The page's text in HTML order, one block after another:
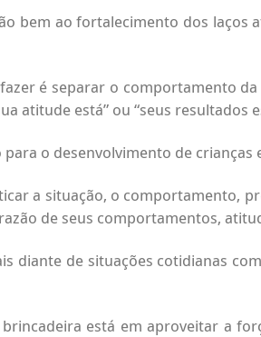
bem ao fortalecimento dos laços
é separar o comportamento
atitude está” ou “seus resultados
o desenvolvimento de
a situação, o comportamento,
de seus comportamentos,
diante de situações cotidianas
está em aproveitar a